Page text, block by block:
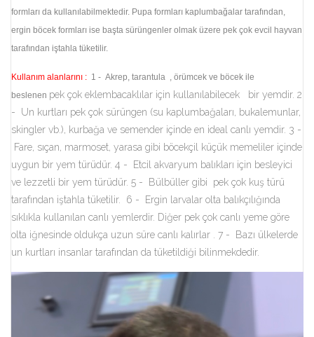
formları da kullanılabilmektedir. Pupa formları kaplumbağalar tarafından,
ergin böcek formları ise başta sürüngenler olmak üzere pek çok evcil hayvan
tarafından iştahla tüketilir.
Kullanım alanlarını : 1 - Akrep, tarantula , örümcek ve böcek ile
beslenen pek çok eklembacaklılar için kullanılabilecek bir yemdir. 2
- Un kurtları pek çok sürüngen (su kaplumbağaları, bukalemunlar,
skingler vb.), kurbağa ve semender içinde en ideal canlı yemdir. 3 -
Fare, sıçan, marmoset, yarasa gibi böcekçil küçük memeliler içinde
uygun bir yem türüdür. 4 - Etcil akvaryum balıkları için besleyici
ve lezzetli bir yem türüdür. 5 - Bülbüller gibi pek çok kuş türü
tarafından iştahla tüketilir.
6 - Ergin larvalar olta balıkçılığında
sıklıkla kullanılan canlı yemlerdir. Diğer pek çok canlı yeme göre
olta iğnesinde oldukça uzun süre canlı kalırlar . 7 - Bazı ülkelerde
un kurtları insanlar tarafından da tüketildiği bilinmekdedir.